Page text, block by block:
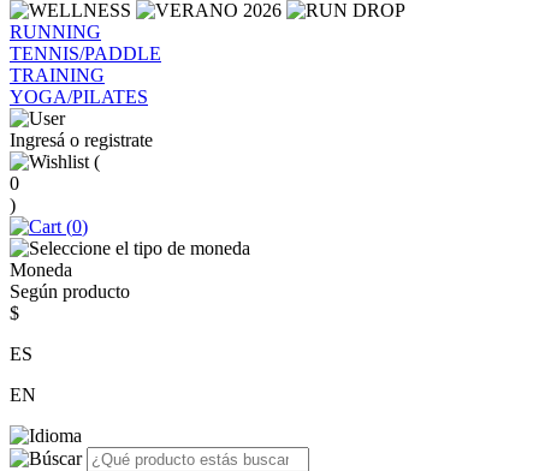
RUNNING
TENNIS/PADDLE
TRAINING
YOGA/PILATES
Ingresá o registrate
(
0
)
(0)
Moneda
Según producto
$
ES
EN